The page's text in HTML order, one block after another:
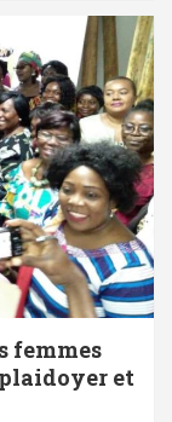
femmes
et